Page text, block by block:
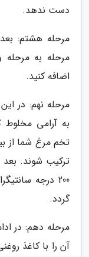
دست ندهد.
مرحله هشتم:
مرحله به
اضافه کنید.
مرحله نهم: در
به آرامی
تخم مرغ شما از
ترکیب شوند. بعد
200 درجه
گردد.
مرحله دهم: در
آن را با کاغذ